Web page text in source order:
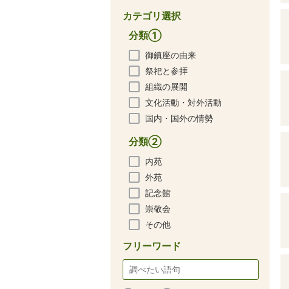
カテゴリ選択
分類①
御鎮座の由来
祭祀と参拝
組織の展開
文化活動・対外活動
国内・国外の情勢
分類②
内苑
外苑
記念館
崇敬会
その他
フリーワード